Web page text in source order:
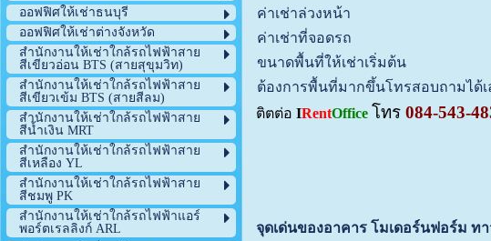
ออฟฟิศให้เช่าธนบุรี
ออฟฟิศให้เช่าต่างจังหวัด
สำนักงานให้เช่าใกล้รถไฟฟ้าสาย
สีเขียวอ่อน BTS (สายสุขุมวิท)
สำนักงานให้เช่าใกล้รถไฟฟ้าสาย
สีเขียวเข้ม BTS (สายสีลม)
สำนักงานให้เช่าใกล้รถไฟฟ้าสาย
สีน้ำเงิน MRT
สำนักงานให้เช่าใกล้รถไฟฟ้าสาย
สีเหลือง YL
สำนักงานให้เช่าใกล้รถไฟฟ้าสาย
สีชมพู PK
สำนักงานให้เช่าใกล้รถไฟฟ้าแอร์
พอร์ตเรลลิงก์ ARL
ค่าเช่าล่วงหน้า
ค่าเช่าที่จอดรถ
ขนาดพื้นที่ให้เช่าเริ่มต้น
ต้องการพื้นที่มากขึ้นโทรสอบถามได้เ
ติตต่อ IRentOffice โทร084-543-
จุดเด่นของอาคาร โมเดอร์นฟอร์ม ทา